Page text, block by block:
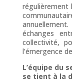
régulièrement
échanges
collectivité,
l’émergence
L’équipe du
se tient à la